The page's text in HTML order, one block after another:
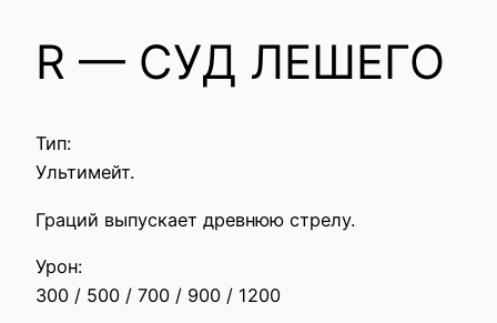
R — СУД ЛЕШЕГО
Тип:
Ультимейт.
Граций выпускает древнюю стрелу.
Урон:
300 / 500 / 700 / 900 / 1200